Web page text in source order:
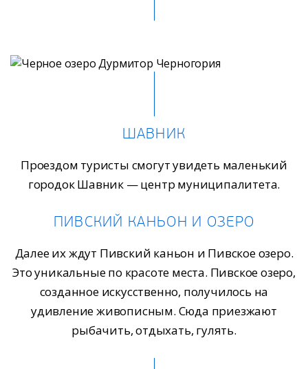
ШАВНИК
Проездом туристы смогут увидеть маленький
городок Шавник — центр муниципалитета.
ПИВСКИЙ КАНЬОН И ОЗЕРО
Далее их ждут Пивский каньон и Пивское озеро.
Это уникальные по красоте места. Пивское озеро,
созданное искусственно, получилось на
удивление живописным. Сюда приезжают
рыбачить, отдыхать, гулять.